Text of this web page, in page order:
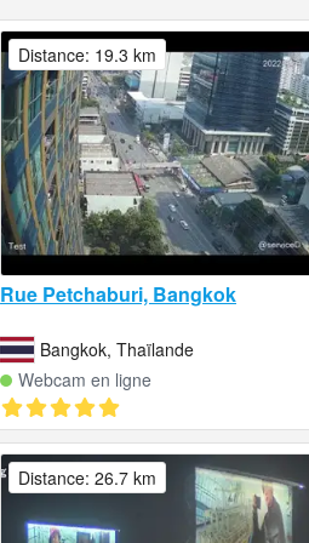
Rue Petchaburi, Bangkok
Bangkok, Thaïlande
Webcam en ligne
Distance: 19.3 km
Distance: 26.7 km